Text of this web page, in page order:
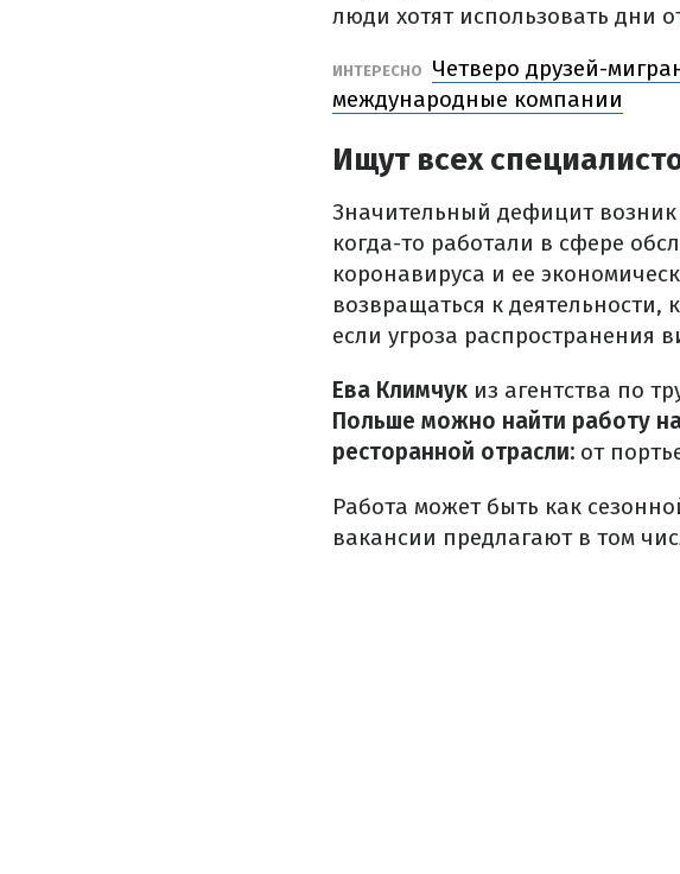
люди хотят использовать дни
ИНТЕРЕСНО
Четверо друзей-
международные компании
Ищут всех
Значительный дефицит
когда-то работали в сфере
коронавируса и ее
возвращаться к деятельности,
если угроза распространения
Ева Климчук из агентства по
Польше можно найти работу
ресторанной отрасли: от
Работа может быть как
вакансии предлагают в том